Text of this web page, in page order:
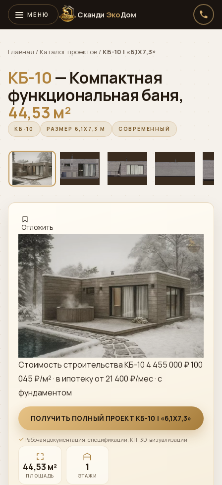
Сканди ЭкоДом
Главная / Каталог проектов / КБ-10 | «6,1X7,3»
КБ-10 — Компактная
функциональная баня,
44,53 м²
КБ-10 РАЗМЕР 6,1X7,3 М СОВРЕМЕННЫЙ
‹
Отложить
Стоимость строительства КБ-10 4 455 000 ₽100
045 ₽/м² · в ипотеку от 21 400 ₽/мес · с
фундаментом
ПОЛУЧИТЬ ПОЛНЫЙ ПРОЕКТ КБ-10 | «6,1X7,3»
Рабочая документация, спецификации, КП, 3D-визуализации
44,53 м²
ПЛОЩАДЬ
1
ЭТАЖИ
Алексей · Сканди
Онлайн · консультирует по проектам, ценам и ипотеке
Telegram
Быстрый ответ ›
WhatsApp
Напишите нам
ВКонтакте
Сообщество ›
Instagram
Директ ›
MAX
Напишите нам ›
ПОЗВОНИТЬ
+7 (812) 777-00-92
ПН–ПТ 09:00–18:00 ›